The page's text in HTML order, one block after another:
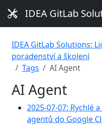
IDEA GitLab
IDEA GitLab Solutions:
poradenství a školení
Tags
AI Agent
AI Agent
2025-07-07: Rychlé
agentů do Google